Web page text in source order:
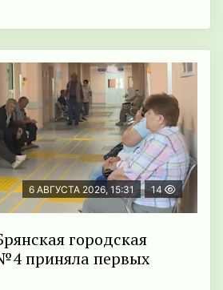
6 АВГУСТА 2026, 15:31 14
городская
приняла первых